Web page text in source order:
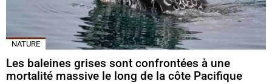
NATURE
Les baleines grises sont confrontées à une
mortalité massive le long de la côte Pacifique